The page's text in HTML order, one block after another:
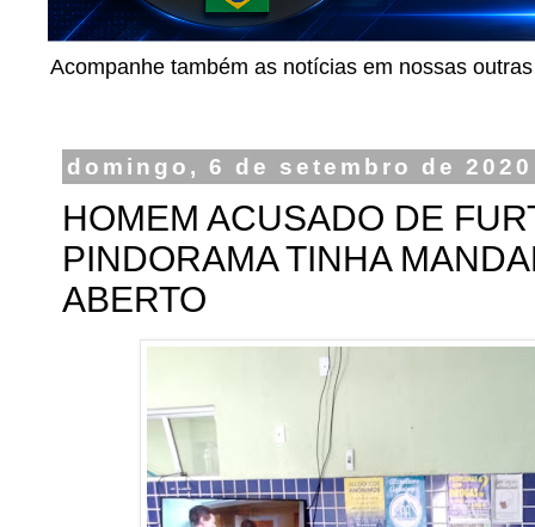
Acompanhe também as notícias em nossas
domingo, 6 de setembro de 2020
HOMEM ACUSADO DE
PINDORAMA TINHA
ABERTO